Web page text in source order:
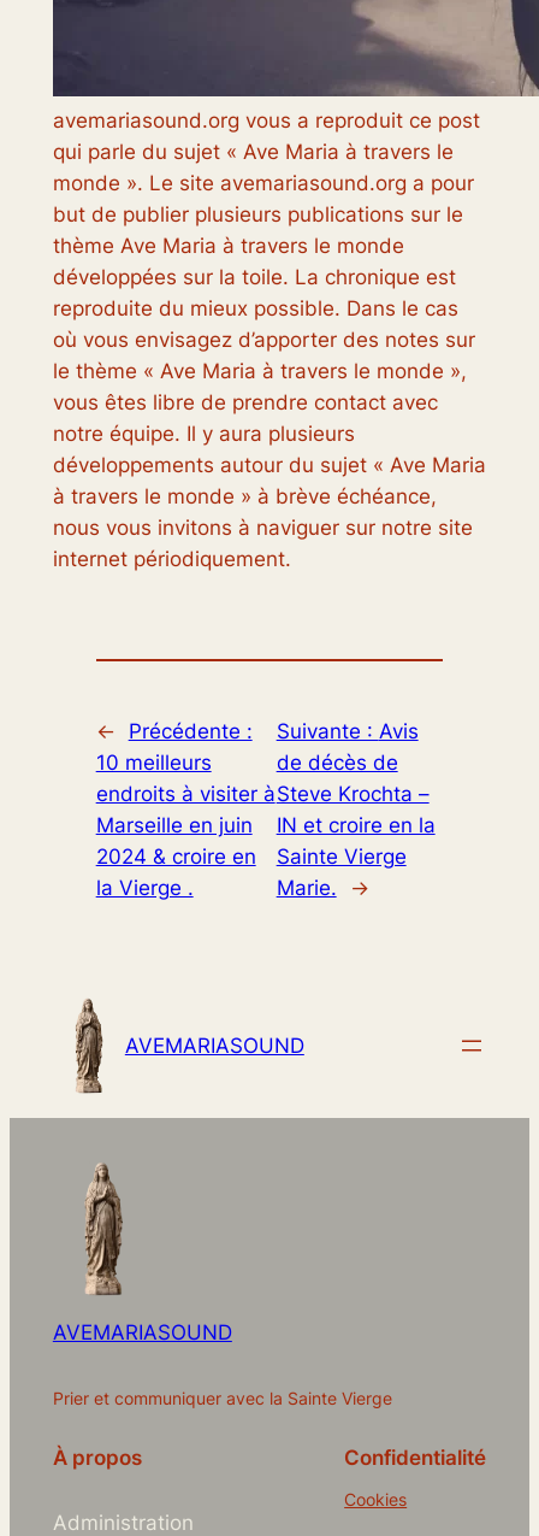
avemariasound.org vous a reproduit ce post
qui parle du sujet « Ave Maria à travers le
monde ». Le site avemariasound.org a pour
but de publier plusieurs publications sur le
thème Ave Maria à travers le monde
développées sur la toile. La chronique est
reproduite du mieux possible. Dans le cas
où vous envisagez d’apporter des notes sur
le thème « Ave Maria à travers le monde »,
vous êtes libre de prendre contact avec
notre équipe. Il y aura plusieurs
développements autour du sujet « Ave Maria
à travers le monde » à brève échéance,
nous vous invitons à naviguer sur notre site
internet périodiquement.
←
Précédente :
10 meilleurs
endroits à visiter à
Marseille en juin
2024 & croire en
la Vierge .
Suivante : Avis
de décès de
Steve Krochta –
IN et croire en la
Sainte Vierge
Marie.
→
AVEMARIASOUND
AVEMARIASOUND
Prier et communiquer avec la Sainte Vierge
À propos
Administration
Confidentialité
Cookies